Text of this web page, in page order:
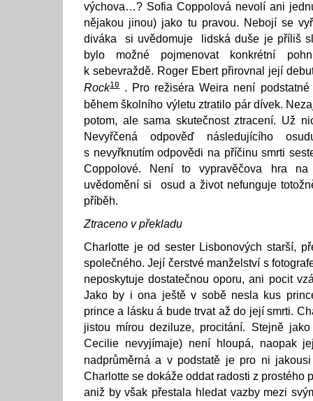
výchova…? Sofia Coppolová nevolí ani
nějakou jinou) jako tu pravou. Nebojí se
diváka si uvědomuje lidská duše je příliš
bylo možné pojmenovat konkrétní
k sebevraždě. Roger Ebert přirovnal její
Rock10
. Pro režiséra Weira není
během školního výletu ztratilo pár dívek.
potom, ale sama skutečnost ztracení. Už
Nevyřčená odpověď následujícího
s nevyřknutím odpovědi na příčinu smrti
Coppolové. Není to vypravěčova hra
uvědomění si osud a život nefunguje
příběh.
Ztraceno v překladu
Charlotte je od sester Lisbonových starší,
společného. Její čerstvé manželství s
neposkytuje dostatečnou oporu, ani pocit
Jako by i ona ještě v sobě nesla kus
prince a lásku á bude trvat až do její smrti.
jistou mírou deziluze, procitání. Stejně
Cecilie nevyjímaje) není hloupá, naopak
nadprůměrná a v podstatě je pro ni
Charlotte se dokáže oddat radosti z prostého
aniž by však přestala hledat vazby mezi